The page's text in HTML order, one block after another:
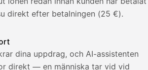
direkt efter betalningen (25 €).
dina uppdrag, och AI-assistenten
direkt — en människa tar vid vid